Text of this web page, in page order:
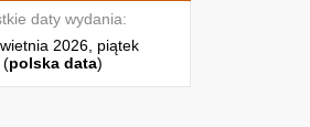
daty wydania:
2026, piątek
(polska data)